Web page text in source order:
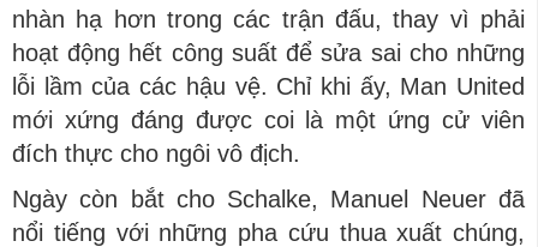
nhàn hạ hơn trong các trận đấu, thay vì phải
hoạt động hết công suất để sửa sai cho những
lỗi lầm của các hậu vệ. Chỉ khi ấy, Man United
mới xứng đáng được coi là một ứng cử viên
đích thực cho ngôi vô địch.
Ngày còn bắt cho Schalke, Manuel Neuer đã
nổi tiếng với những pha cứu thua xuất chúng,